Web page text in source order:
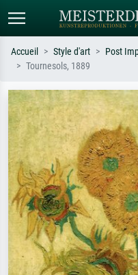
Recherchez par artiste, titre ou
ex. Monet, Nuit étoilée,
impressionnisme, vague de
nu.
Accueil Style d'art Post
Tournesols, 1889